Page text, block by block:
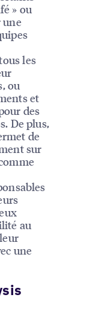
» ou
une
les
ou
et
des
De plus,
de
sur
au
une